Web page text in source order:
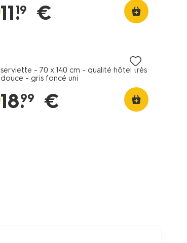
11.
19 €
serviette - 70 x 140 cm - qualité hôtel très
douce - gris foncé uni
18.
99 €